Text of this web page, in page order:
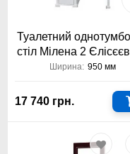
Туалетний
стіл Мілена 2
Меблі
Ширина: 950 мм
17 740 грн.